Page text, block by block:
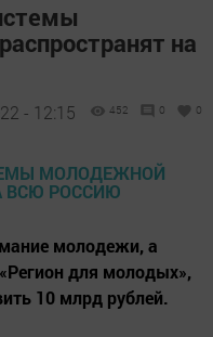
на
- 12:15 452 0 0
молодежи, а
для молодых»,
10 млрд рублей.